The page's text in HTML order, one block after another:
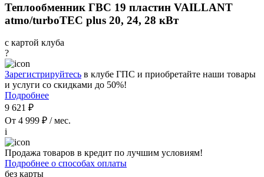
Теплообменник ГВС 19 пластин VAILLANT
atmo/turboTEC plus 20, 24, 28 кВт
с картой клуба
?
Зарегистрируйтесь в клубе ГПС и приобретайте наши товары
и услуги со скидками до 50%!
Подробнее
9 621 ₽
От 4 999 ₽ / мес.
i
Продажа товаров в кредит по лучшим условиям!
Подробнее о способах оплаты
без карты